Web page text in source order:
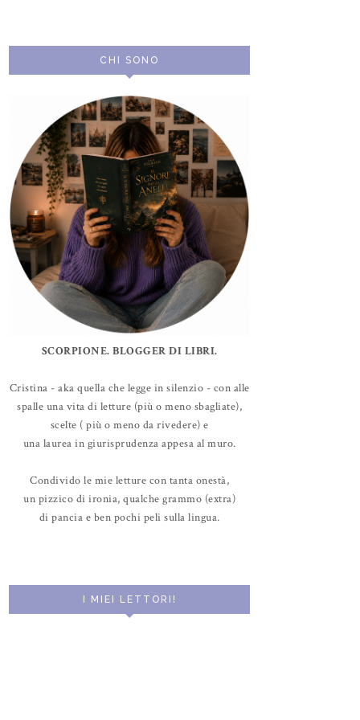
CHI SONO
SCORPIONE. BLOGGER DI LIBRI.
Cristina - aka quella che legge in silenzio - con alle
spalle una vita di letture (più o meno sbagliate),
scelte ( più o meno da rivedere) e
una laurea in giurisprudenza appesa al muro.
Condivido le mie letture con tanta onestà,
un pizzico di ironia, qualche grammo (extra)
di pancia e ben pochi peli sulla lingua.
I MIEI LETTORI!